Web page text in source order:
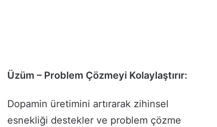
Üzüm – Problem Çözmeyi Kolaylaştırır:
Dopamin üretimini artırarak zihinsel
esnekliği destekler ve problem çözme